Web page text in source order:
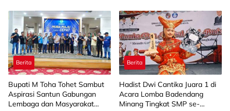
kepada 15 KWT
Berita
Bupati M Toha Tohet Sambut
Aspirasi Santun Gabungan
Lembaga dan Masyarakat
Berita
Hadist Dwi Cantika Juara 1 di
Acara Lomba Badendang
Minang Tingkat SMP se-